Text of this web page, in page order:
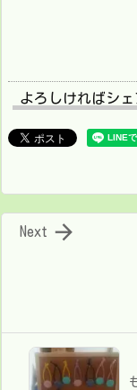
よろしければシ

Next